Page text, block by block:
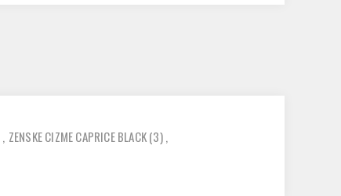
, ZENSKE CIZME CAPRICE BLACK(3),